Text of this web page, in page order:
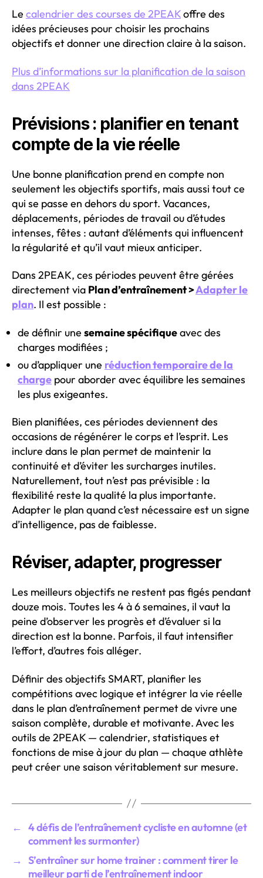
Le calendrier des courses de 2PEAKoffre des
idées précieuses pour choisir les prochains
objectifs et donner une direction claire à la saison.
Plus d’informations sur la planification de la saison
dans 2PEAK
Prévisions : planifier en tenant
compte de la vie réelle
Une bonne planification prend en compte non
seulement les objectifs sportifs, mais aussi tout ce
qui se passe en dehors du sport. Vacances,
déplacements, périodes de travail ou d’études
intenses, fêtes : autant d’éléments qui influencent
la régularité et qu’il vaut mieux anticiper.
Dans 2PEAK, ces périodes peuvent être gérées
directement via Plan d’entraînement >Adapter le
plan. Il est possible :
de définir une semaine spécifiqueavec des
charges modifiées ;
ou d’appliquer une réduction temporaire de la
charge pour aborder avec équilibre les semaines
les plus exigeantes.
Bien planifiées, ces périodes deviennent des
occasions de régénérer le corps et l’esprit. Les
inclure dans le plan permet de maintenir la
continuité et d’éviter les surcharges inutiles.
Naturellement, tout n’est pas prévisible : la
flexibilité reste la qualité la plus importante.
Adapter le plan quand c’est nécessaire est un signe
d’intelligence, pas de faiblesse.
Réviser, adapter, progresser
Les meilleurs objectifs ne restent pas figés pendant
douze mois. Toutes les 4 à 6 semaines, il vaut la
peine d’observer les progrès et d’évaluer si la
direction est la bonne. Parfois, il faut intensifier
l’effort, d’autres fois alléger.
Définir des objectifs SMART, planifier les
compétitions avec logique et intégrer la vie réelle
dans le plan d’entraînement permet de vivre une
saison complète, durable et motivante. Avec les
outils de 2PEAK — calendrier, statistiques et
fonctions de mise à jour du plan — chaque athlète
peut créer une saison véritablement sur mesure.
← 4 défis de l’entraînement cycliste en automne (et
comment les surmonter)
→ S’entraîner sur home trainer : comment tirer le
meilleur parti de l’entraînement indoor